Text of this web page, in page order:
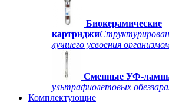
Биокерамические
картриджи
лучшего усвоения
Сменные УФ-
ультрафиолетовых
Комплектующие